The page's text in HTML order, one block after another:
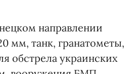
направлении
мм, танк, гранатометы,
обстрела украинских